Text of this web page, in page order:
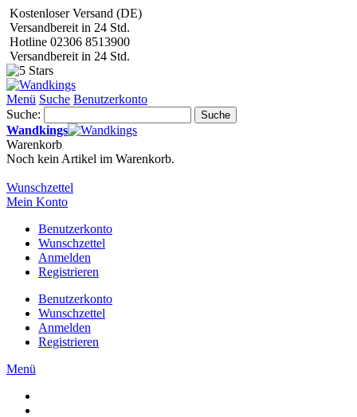
Kostenloser Versand (DE)
Versandbereit in 24 Std.
Hotline 02306 8513900
Versandbereit in 24 Std.
Menü Suche Benutzerkonto
Suche:
Suche
Wandkings
Warenkorb
Noch kein Artikel im Warenkorb.
Wunschzettel
Mein Konto
Benutzerkonto
Wunschzettel
Anmelden
Registrieren
Benutzerkonto
Wunschzettel
Anmelden
Registrieren
Menü